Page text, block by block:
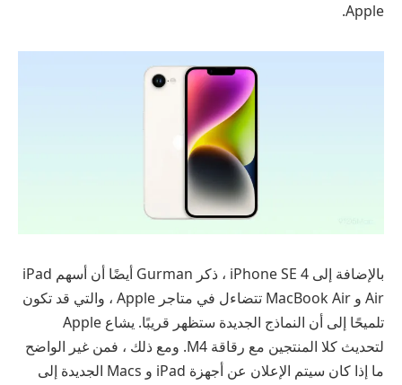
Apple.
بالإضافة إلى iPhone SE 4 ، ذكر Gurman أيضًا أن أسهم iPad
Air و MacBook Air تتضاءل في متاجر Apple ، والتي قد تكون
تلميحًا إلى أن النماذج الجديدة ستظهر قريبًا. يشاع Apple
لتحديث كلا المنتجين مع رقاقة M4. ومع ذلك ، فمن غير الواضح
ما إذا كان سيتم الإعلان عن أجهزة iPad و Macs الجديدة إلى